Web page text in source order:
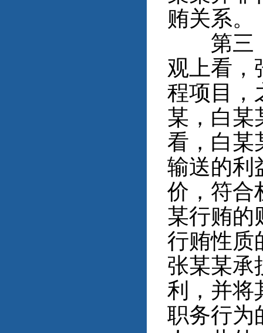
贿关系。
第三，
观上看，
程项目，
某，白某
看，白某
输送的利
价，符合
某行贿的
行贿性质
张某某承
利，并将
职务行为